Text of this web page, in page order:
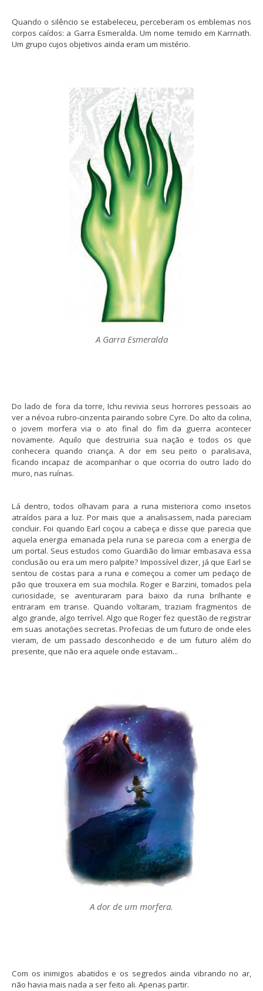
Quando o silêncio se estabeleceu, perceberam os emblemas nos
corpos caídos: a Garra Esmeralda. Um nome temido em Karrnath.
Um grupo cujos objetivos ainda eram um mistério.
A Garra Esmeralda
Do lado de fora da torre, Ichu revivia seus horrores pessoais ao
ver a névoa rubro-cinzenta pairando sobre Cyre. Do alto da colina,
o jovem morfera via o ato final do fim da guerra acontecer
novamente. Aquilo que destruiria sua nação e todos os que
conhecera quando criança. A dor em seu peito o paralisava,
ficando incapaz de acompanhar o que ocorria do outro lado do
muro, nas ruínas.
Lá dentro, todos olhavam para a runa misteriora como insetos
atraídos para a luz. Por mais que a analisassem, nada pareciam
concluir. Foi quando Earl coçou a cabeça e disse que parecia que
aquela energia emanada pela runa se parecia com a energia de
um portal. Seus estudos como Guardião do limiar embasava essa
conclusão ou era um mero palpite? Impossível dizer, já que Earl se
sentou de costas para a runa e começou a comer um pedaço de
pão que trouxera em sua mochila. Roger e Barzini, tomados pela
curiosidade, se aventuraram para baixo da runa brilhante e
entraram em transe. Quando voltaram, traziam fragmentos de
algo grande, algo terrível. Algo que Roger fez questão de registrar
em suas anotações secretas. Profecias de um futuro de onde eles
vieram, de um passado desconhecido e de um futuro além do
presente, que não era aquele onde estavam...
A dor de um morfera.
Com os inimigos abatidos e os segredos ainda vibrando no ar,
não havia mais nada a ser feito ali. Apenas partir.